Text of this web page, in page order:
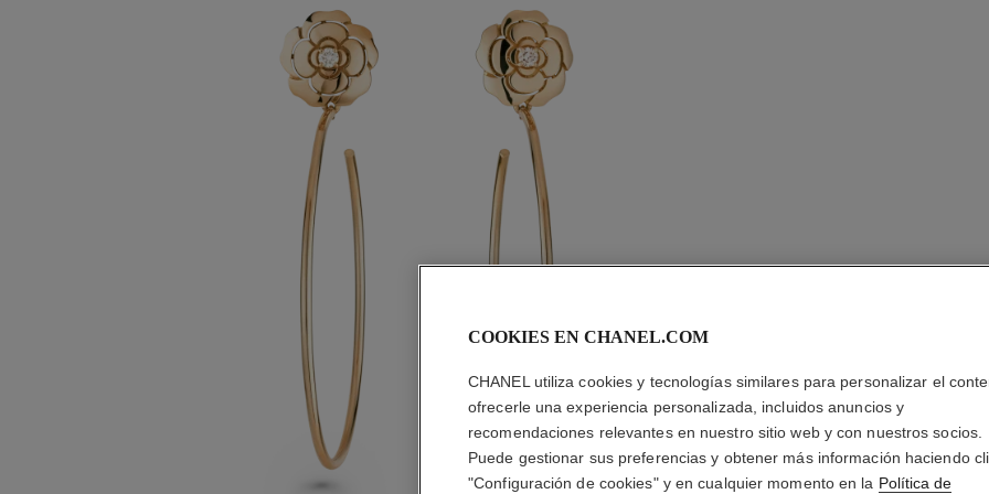
COOKIES EN CHANEL.COM
CHANEL utiliza cookies y tecnologías similares para personalizar el
ofrecerle una experiencia personalizada, incluidos anuncios y
recomendaciones relevantes en nuestro sitio web y con nuestros socios.
Puede gestionar sus preferencias y obtener más información haciendo
"Configuración de cookies" y en cualquier momento en la Política de